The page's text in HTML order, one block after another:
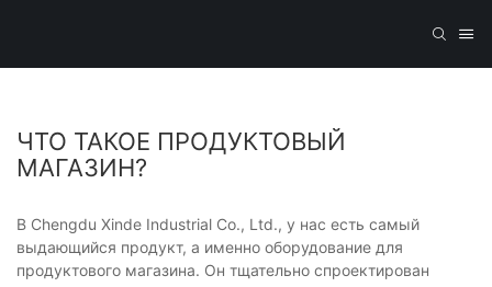
ЧТО ТАКОЕ ПРОДУКТОВЫЙ
МАГАЗИН?
В Chengdu Xinde Industrial Co., Ltd., у нас есть самый
выдающийся продукт, а именно оборудование для
продуктового магазина. Он тщательно спроектирован